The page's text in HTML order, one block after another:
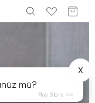
mü?
X
Play Store >>>